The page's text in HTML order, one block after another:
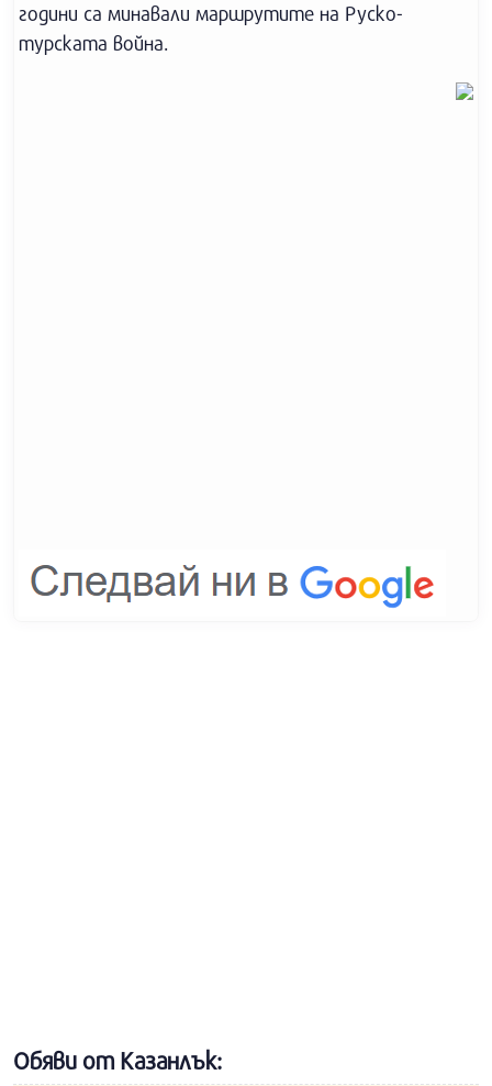
години са минавали маршрутите на Руско-
турската война.
Обяви от Казанлък: